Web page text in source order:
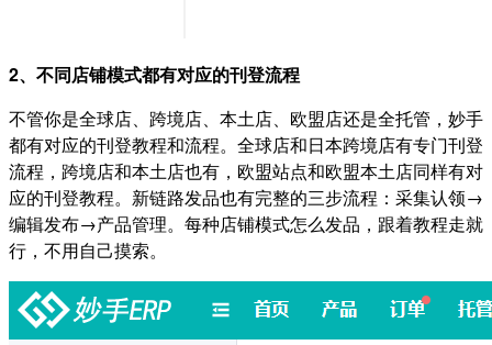
2、不同店铺模式都有对应的刊登流程
不管你是全球店、跨境店、本土店、欧盟店还是全托管，妙手
都有对应的刊登教程和流程。全球店和日本跨境店有专门刊登
流程，跨境店和本土店也有，欧盟站点和欧盟本土店同样有对
应的刊登教程。新链路发品也有完整的三步流程：采集认领→
编辑发布→产品管理。每种店铺模式怎么发品，跟着教程走就
行，不用自己摸索。